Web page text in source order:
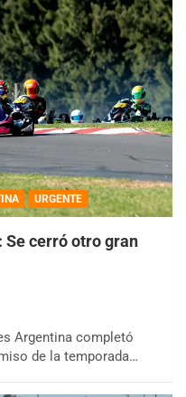
URGENTE
Se cerró otro gran
Argentina completó
de la temporada…